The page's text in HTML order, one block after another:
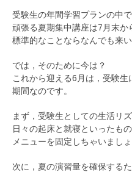
受験生の年間学習プランの中
頑張る夏期集中講座は7月末か
標準的なことならなんでも来
では，そのために今は？
これから迎える6月は，受験
期間なのです。
まず，受験生としての生活リ
日々の起床と就寝といったも
メニューを固定しちゃいましょ
次に，夏の演習量を確保する